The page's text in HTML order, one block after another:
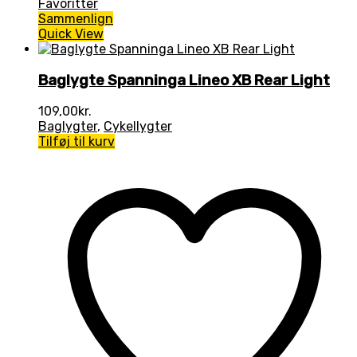
Favoritter
Sammenlign
Quick View
Baglygte Spanninga Lineo XB Rear Light
109,00kr.
Baglygter, Cykellygter
Tilføj til kurv